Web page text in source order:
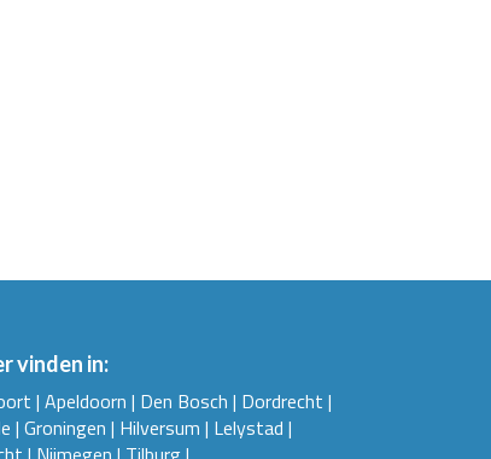
vinden in:
| Apeldoorn | Den Bosch | Dordrecht |
| Groningen | Hilversum | Lelystad |